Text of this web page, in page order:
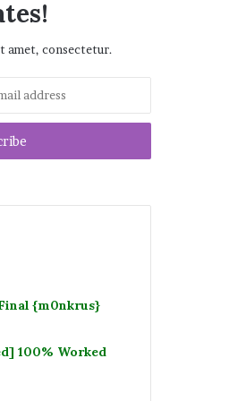
amet, consectetur.
{m0nkrus}
100% Worked